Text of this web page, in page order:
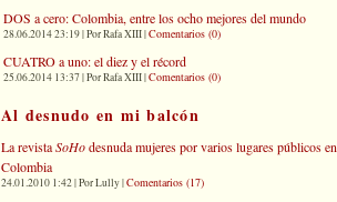
DOS a cero: Colombia, entre los ocho mejores del mundo
28.06.2014 23:19 | Por Rafa XIII |Comentarios (0)
CUATRO a uno: el diez y el récord
25.06.2014 13:37 | Por Rafa XIII |Comentarios (0)
Al desnudo en mi balcón
La revistaSoHodesnuda mujeres por varios lugares públicos en
Colombia
24.01.2010 1:42 | Por Lully |Comentarios (17)